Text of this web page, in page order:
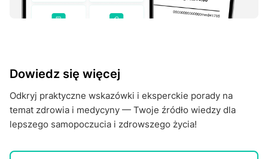
Dowiedz się więcej
Odkryj praktyczne wskazówki i eksperckie porady na
temat zdrowia i medycyny — Twoje źródło wiedzy dla
lepszego samopoczucia i zdrowszego życia!